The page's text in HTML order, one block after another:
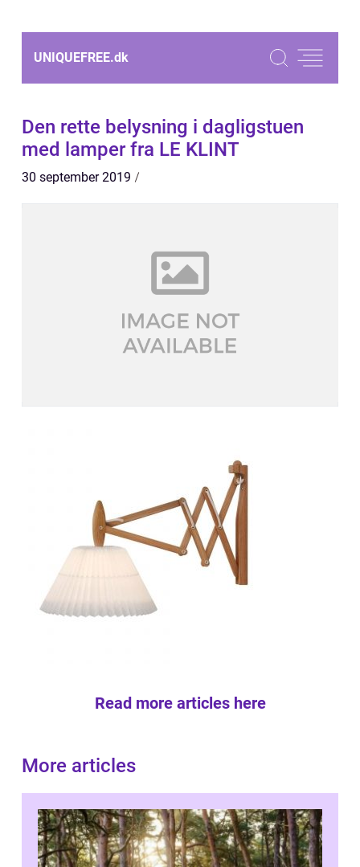
UNIQUEFREE.dk
Den rette belysning i dagligstuen
med lamper fra LE KLINT
30 september 2019
Read more articles here
More articles